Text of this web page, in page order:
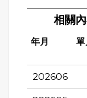
相關
年月 單
202606